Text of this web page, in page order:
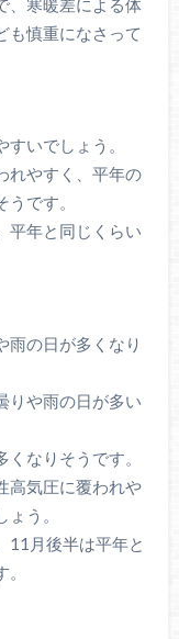
も慎重になさって
いでしょう。
れやすく、平年の
です。
平年と同じくらい
雨の日が多くなり
りや雨の日が多い
なりそうです。
高気圧に覆われや
う。
11月後半は平年と